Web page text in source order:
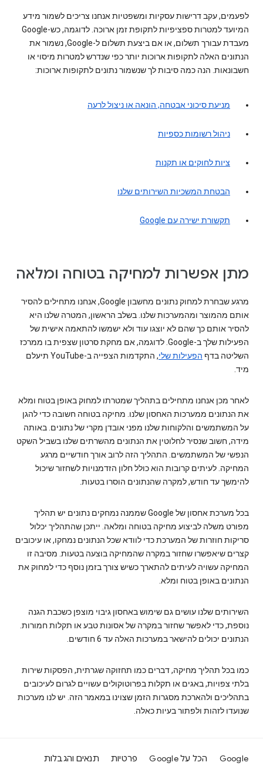
לפעמים, עקב דרישות עסקיות ומשפטיות אנחנו צריכים לשמור מידע
המיועד למטרות ספציפיות לתקופת זמן ארוכה. לדוגמה, כש-Google
מעבדת עבורך תשלום, או אם ביצעת תשלום ל-Google, נשמור את
הנתונים האלה לתקופות ארוכות יותר כפי שנדרש למטרות מיסוי או
חשבונאות. הנה כמה סיבות לך שנשמור נתונים לתקופות ארוכות:
מניעת סיכוני אבטחה, הונאה או ניצול לרעה
ניהול רשומות כספיות
ציות לחוקים או תקנות
הבטחת המשכיות השירותים שלנו
תקשורת ישירה עם Google
מתן אפשרות למחיקה בטוחה ומלאה
מרגע שבחרת למחוק נתונים מחשבון Google, אנחנו מתחילים להסיר
אותם מהמוצר ומהמערכות שלנו. בשלב הראשון, המטרה שלנו היא
להסיר אותם כך שהם לא יוצגו עוד ולא ישמשו להתאמה אישית של
הפעילות שלך ב-Google. לדוגמה, אם מחקת סרטון שצפית בו ממרכז
השליטה בדף הפעילות שלי
, התקדמות הצפייה ב-YouTube תיעלם
מיד.
לאחר מכן אנחנו מתחילים בתהליך שמטרתו למחוק באופן בטוח ומלא
את הנתונים ממערכות האחסון שלנו. מחיקה בטוחה חשובה כדי להגן
על המשתמשים והלקוחות שלנו מפני אובדן מקרי של נתונים. באותה
מידה, חשוב שנסיר לחלוטין את הנתונים מהשרתים שלנו בשביל השקט
הנפשי של המשתמשים. התהליך הזה לרוב אורך חודשיים מרגע
המחיקה. לעיתים קרובות הוא כולל חלון הזדמנויות לשחזור שיכול
להימשך עד חודש, למקרה שהנתונים הוסרו בטעות.
בכל מערכת אחסון של Google שממנה נמחקים נתונים יש תהליך
מפורט משלה לביצוע מחיקה בטוחה ומלאה. ייתכן שהתהליך יכלול
סריקות חוזרות של המערכת כדי לוודא שכל הנתונים נמחקו, או עיכובים
קצרים שיאפשרו שחזור במקרה שהמחיקה בוצעה בטעות. מסיבה זו
המחיקה עשויה לעיתים להתארך כשיש צורך בזמן נוסף כדי למחוק את
הנתונים באופן בטוח ומלא.
השירותים שלנו עושים גם שימוש באחסון גיבוי מוצפן כשכבת הגנה
נוספת, כדי לאפשר שחזור במקרה של אסונות טבע או תקלות חמורות.
הנתונים יכולים להישאר במערכות האלה עד 6 חודשים.
כמו בכל תהליך מחיקה, דברים כמו תחזוקה שגרתית, הפסקות שירות
בלתי צפויות, באגים או תקלות בפרוטוקולים עשויים לגרום לעיכובים
בתהליכים ולהארכת מסגרות הזמן שצוינו במאמר הזה. יש לנו מערכות
שנועדו לזהות ולפתור בעיות כאלה.
Google הכל על Google פרטיות תנאים והגבלות